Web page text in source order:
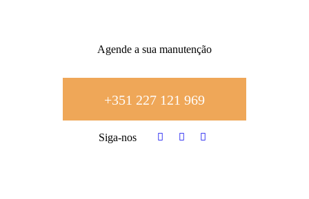
Agende a sua manutenção
+351 227 121 969
Siga-nos